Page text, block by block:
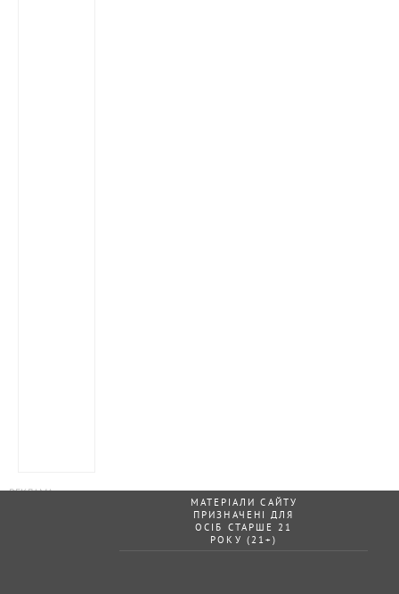
МАТЕРІАЛИ САЙТУ
ПРИЗНАЧЕНІ ДЛЯ
ОСІБ СТАРШЕ 21
РОКУ (21+)